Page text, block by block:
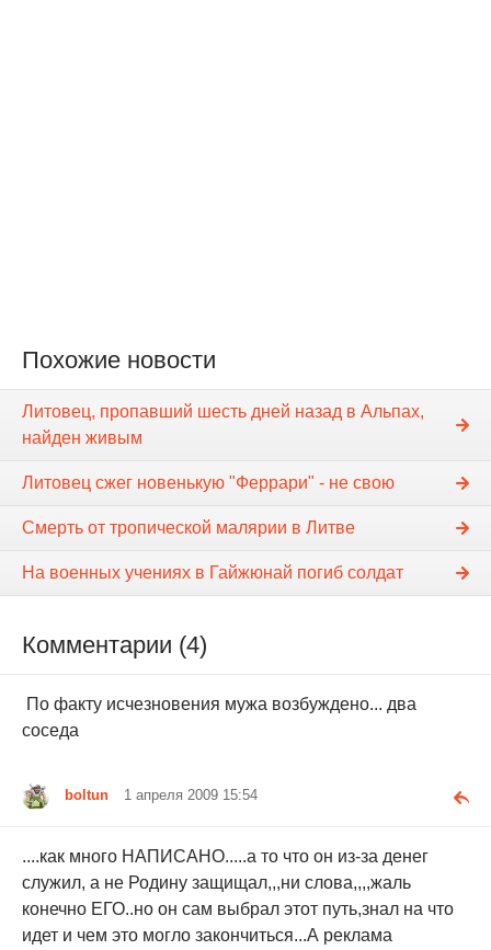
Похожие новости
Литовец, пропавший шесть дней назад в Альпах,
найден живым
Литовец сжег новенькую "Феррари" - не свою
Смерть от тропической малярии в Литве
На военных учениях в Гайжюнай погиб солдат
Комментарии (4)
По факту исчезновения мужа возбуждено... два
соседа
boltun 1 апреля 2009 15:54
....как много НАПИСАНО.....а то что он из-за денег
служил, а не Родину защищал,,,ни слова,,,,жаль
конечно ЕГО..но он сам выбрал этот путь,знал на что
идет и чем это могло закончиться...А реклама